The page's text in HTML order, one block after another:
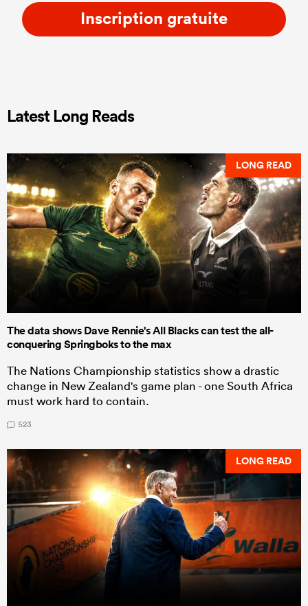
Inscription gratuite
Latest Long Reads
LONG READ
The data shows Dave Rennie's All Blacks can test the all-
conquering Springboks to the max
The Nations Championship statistics show a drastic
change in New Zealand's game plan - one South Africa
must work hard to contain.
523
LONG READ